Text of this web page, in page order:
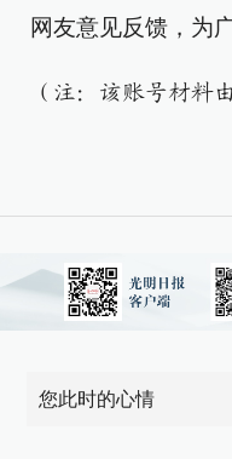
网友意见反馈，为
（注：该账号材料
您此时的心情